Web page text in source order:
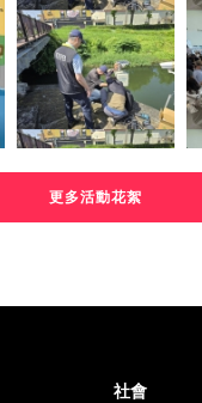
更多活動花絮
社會